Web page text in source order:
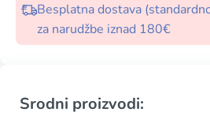
Besplatna dostava
za narudžbe iznad 180€
Srodni proizvodi: